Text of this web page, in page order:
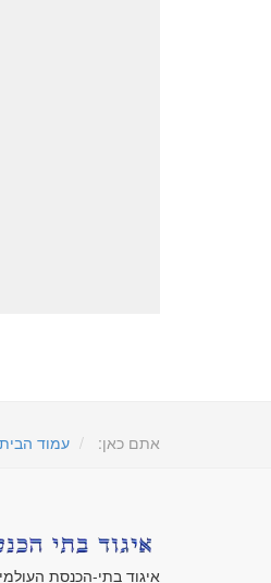
אתם כאן: עמוד הבית
איגוד בתי-הכנסת